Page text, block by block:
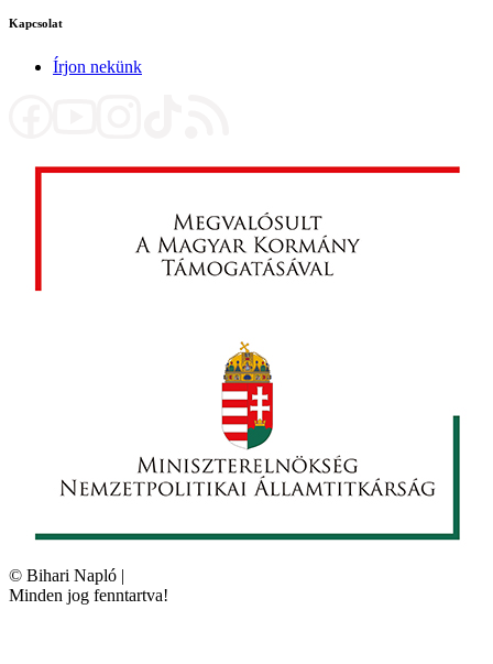
Kapcsolat
Írjon nekünk
© Bihari Napló |
Minden jog fenntartva!